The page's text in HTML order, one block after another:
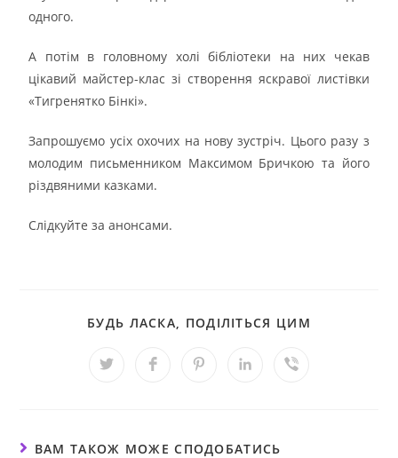
одного.
А потім в головному холі бібліотеки на них чекав
цікавий майстер-клас зі створення яскравої листівки
«Тигренятко Бінкі».
Запрошуємо усіх охочих на нову зустріч. Цього разу з
молодим письменником Максимом Бричкою та його
різдвяними казками.
Слідкуйте за анонсами.
БУДЬ ЛАСКА, ПОДІЛІТЬСЯ ЦИМ
ВАМ ТАКОЖ МОЖЕ СПОДОБАТИСЬ